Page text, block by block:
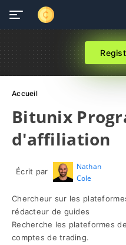
Accueil
Bitunix
d'affiliation
Écrit par
Nathan
Cole
Chercheur sur les
rédacteur de guides
Recherche les plateformes
comptes de trading.